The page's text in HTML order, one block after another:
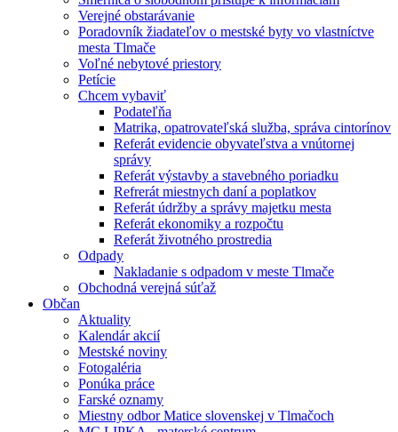
Verejné obstarávanie
Poradovník žiadateľov o mestské byty vo vlastníctve
mesta Tlmače
Voľné nebytové priestory
Petície
Chcem vybaviť
Podateľňa
Matrika, opatrovateľská služba, správa cintorínov
Referát evidencie obyvateľstva a vnútornej
správy
Referát výstavby a stavebného poriadku
Refrerát miestnych daní a poplatkov
Referát údržby a správy majetku mesta
Referát ekonomiky a rozpočtu
Referát životného prostredia
Odpady
Nakladanie s odpadom v meste Tlmače
Obchodná verejná súťaž
Občan
Aktuality
Kalendár akcií
Mestské noviny
Fotogaléria
Ponúka práce
Farské oznamy
Miestny odbor Matice slovenskej v Tlmačoch